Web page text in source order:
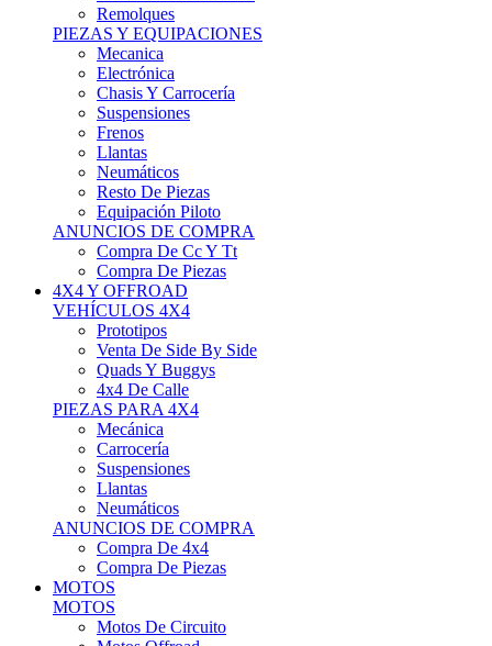
Remolques
PIEZAS Y EQUIPACIONES
Mecanica
Electrónica
Chasis Y Carrocería
Suspensiones
Frenos
Llantas
Neumáticos
Resto De Piezas
Equipación Piloto
ANUNCIOS DE COMPRA
Compra De Cc Y Tt
Compra De Piezas
4X4 Y OFFROAD
VEHÍCULOS 4X4
Prototipos
Venta De Side By Side
Quads Y Buggys
4x4 De Calle
PIEZAS PARA 4X4
Mecánica
Carrocería
Suspensiones
Llantas
Neumáticos
ANUNCIOS DE COMPRA
Compra De 4x4
Compra De Piezas
MOTOS
MOTOS
Motos De Circuito